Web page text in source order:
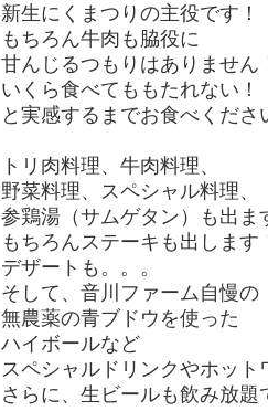
新生にくまつりの主役です！
もちろん牛肉も脇役に
甘んじるつもりはありません
いくら食べてももたれない！
と実感するまでお食べくださ
トリ肉料理、牛肉料理、
野菜料理、スペシャル料理、
参鶏湯（サムゲタン）も出ま
もちろんステーキも出します
デザートも。。。
そして、音川ファーム自慢の
無農薬の青ブドウを使った
ハイボールなど
スペシャルドリンクやホット
さらに、生ビールも飲み放題